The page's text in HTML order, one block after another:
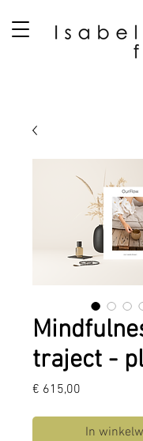
traject -
€ 615,00
In